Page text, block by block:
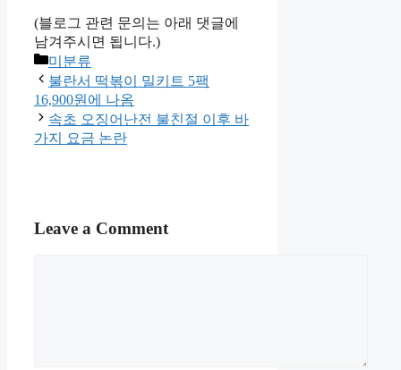
(블로그 관련 문의는 아래 댓글에
남겨주시면 됩니다.)
Categories
미분류
불란서 떡볶이 밀키트 5팩
16,900원에 나옴
속초 오징어난전 불친절 이후 바
가지 요금 논란
Leave a Comment